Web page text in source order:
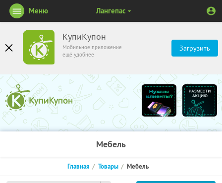
КупиКупон
Мобильное приложение
ещё удобнее
Загрузить
Меню Лангепас
Мебель
Главная Товары Мебель